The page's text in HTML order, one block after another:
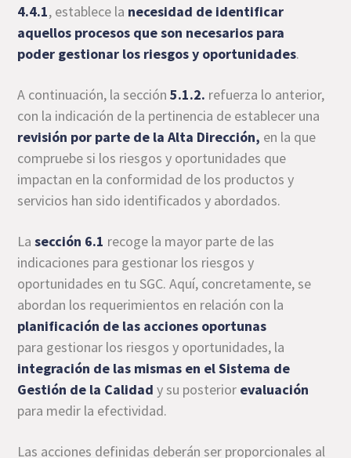
4.4.1, establece la necesidad de identificar
aquellos procesos que son necesarios para
poder gestionar los riesgos y oportunidades.
A continuación, la sección5.1.2. refuerza lo anterior,
con la indicación de la pertinencia de establecer una
revisión por parte de la Alta Dirección, en la que
compruebe si los riesgos y oportunidades que
impactan en la conformidad de los productos y
servicios han sido identificados y abordados.
La sección 6.1 recoge la mayor parte de las
indicaciones para gestionar los riesgos y
oportunidades en tu SGC. Aquí, concretamente, se
abordan los requerimientos en relación con la
planificación de las acciones oportunas
para gestionar los riesgos y oportunidades, la
integración de las mismas en el Sistema de
Gestión de la Calidad y su posterior evaluación
para medir la efectividad.
Las acciones definidas deberán ser proporcionales al